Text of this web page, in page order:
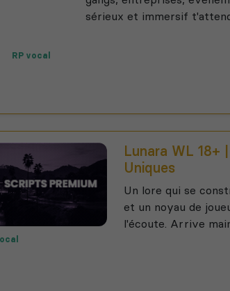
RP vocal
sérieux et immersif
Lunara WL 18+
Uniques
Un lore qui se
et un noyau de
l'écoute. Arrive